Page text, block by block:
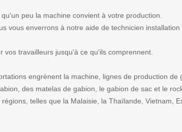
peu la machine convient à votre production.
vous enverrons à notre aide de technicien
travailleurs jusqu'à ce qu'ils comprennent.
engrènent la machine, lignes de production de
des matelas de gabion, le gabion de sac et le
telles que la Malaisie, la Thaïlande, Vietnam,